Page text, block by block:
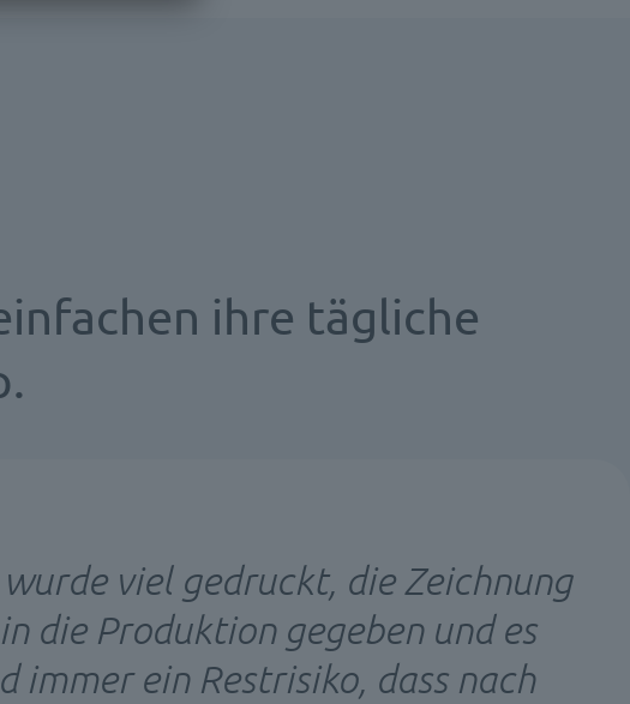
ihre tägliche
viel gedruckt, die Zeichnung
die Produktion gegeben und es
immer ein Restrisiko, dass nach